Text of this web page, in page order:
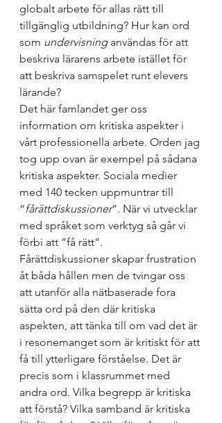
globalt arbete för allas rätt till
tillgänglig utbildning? Hur kan ord
som undervisning användas för att
beskriva lärarens arbete istället för
att beskriva samspelet runt elevers
lärande?
Det här famlandet ger oss
information om kritiska aspekter i
vårt professionella arbete. Orden jag
tog upp ovan är exempel på sådana
kritiska aspekter. Sociala medier
med 140 tecken uppmuntrar till
“fårättdiskussioner”. När vi utvecklar
med språket som verktyg så går vi
förbi att ”få rätt”.
Fårättdiskussioner skapar frustration
åt båda hållen men de tvingar oss
att utanför alla nätbaserade fora
sätta ord på den där kritiska
aspekten, att tänka till om vad det är
i resonemanget som är kritiskt för att
få till ytterligare förståelse. Det är
precis som i klassrummet med
andra ord. Vilka begrepp är kritiska
att förstå? Vilka samband är kritiska